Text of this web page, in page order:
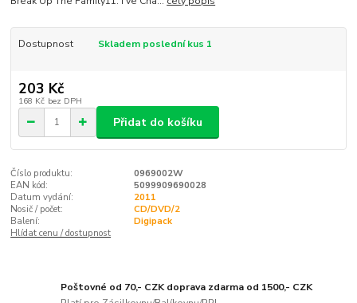
Dostupnost Skladem poslední kus 1
203 Kč
168 Kč bez DPH
Přidat do košíku
Číslo produktu:
0969002W
EAN kód:
5099909690028
Datum vydání:
2011
Nosič / počet:
CD/DVD/2
Balení:
Digipack
Hlídat cenu / dostupnost
Poštovné od 70,- CZK doprava zdarma od 1500,- CZK